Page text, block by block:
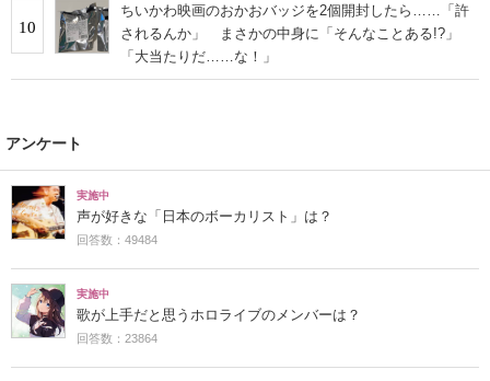
10
ちいかわ映画のおかおバッジを2個開封したら……「許
されるんか」 まさかの中身に「そんなことある!?」
「大当たりだ……な！」
アンケート
実施中
声が好きな「日本のボーカリスト」は？
回答数：49484
実施中
歌が上手だと思うホロライブのメンバーは？
回答数：23864